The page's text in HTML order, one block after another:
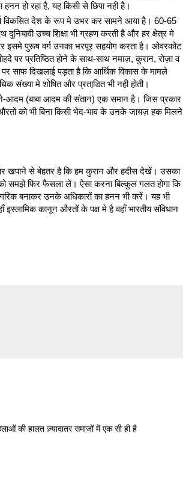
हो रहा है, यह किसी से छिपा नही है।
विकसित देश के रूप मे उभर कर सामने आया है। 60-65
उच्च शिक्षा भी ग्रहण करती है और हर क्षेत्र मे
पुरूष वर्ग उनका भरपूर सहयोग करता है। ओवरकोट
पर प्रतिष्ठित होने के साथ-साथ नमाज़, कुरान, रोज़ा व
साफ दिखलाई पड़ता है कि आर्थिक विकास के मामले
संख्या मे शोषित और प्रताडि़त भी नही होती।
आदम (बाबा आदम की संतान) एक समान है। जिस प्रकार
को भी बिना किसी भेद-भाव के उनके जायज़ हक मिलने
खपाने से बेहतर है कि हम कुरान और हदीस देखें। उसका
समझे फिर फैसला लें। ऐसा करना बिल्कुल गलत होगा कि
बनाकर उनके अधिकारों का हनन भी करें। यह भी
कानून औरतों के पक्ष मे है वहाँ भारतीय संविधान
की हालत ज़्यादातर समाजों में एक सी ही है